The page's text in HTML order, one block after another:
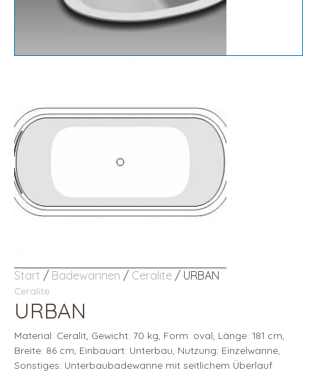
Start / Badewannen / Ceralite / URBAN
Ceralite
URBAN
Material: Ceralit, Gewicht: 70 kg, Form: oval, Länge: 181 cm,
Breite: 86 cm, Einbauart: Unterbau, Nutzung: Einzelwanne,
Sonstiges: Unterbaubadewanne mit seitlichem Überlauf